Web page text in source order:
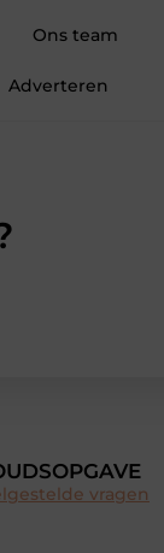
Ons team
Adverteren
vragen